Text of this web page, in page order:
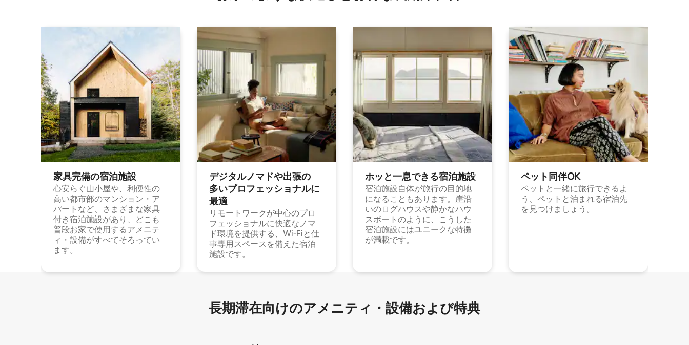
家具完備の宿⁠泊⁠施⁠設
心安らぐ山小屋や、利便性の
高い都市部のマンション・ア
パートなど、さまざまな家具
付き宿泊施設があり、どこも
普段お家で使用するアメニテ
ィ・設備がすべてそろってい
ます。
デジタルノマドや出⁠張⁠の
多⁠いプ⁠ロ⁠フ⁠ェ⁠ッ⁠シ⁠ョ⁠ナ⁠ル⁠に
最⁠適
リモートワークが中心のプロ
フェッショナルに快適なノマ
ド環境を提供する、Wi-Fiと仕
事専用スペースを備えた宿泊
施設です。
ホッと一⁠息⁠で⁠き⁠る宿⁠泊施⁠設
宿泊施設自体が旅行の目的地
になることもあります。崖沿
いのログハウスや静かなハウ
スボートのように、こうした
宿泊施設にはユニークな特徴
が満載です。
ペット同⁠伴OK
ペットと一緒に旅行できるよ
う、ペットと泊まれる宿泊先
を見つけましょう。
長期滞在向け⁠のア⁠メ⁠ニ⁠テ⁠ィ⁠・設⁠備⁠および特⁠典